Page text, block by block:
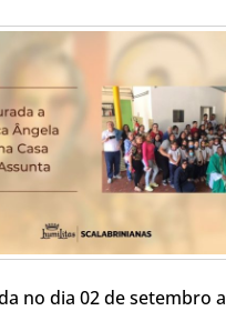
no dia 02 de setembro a